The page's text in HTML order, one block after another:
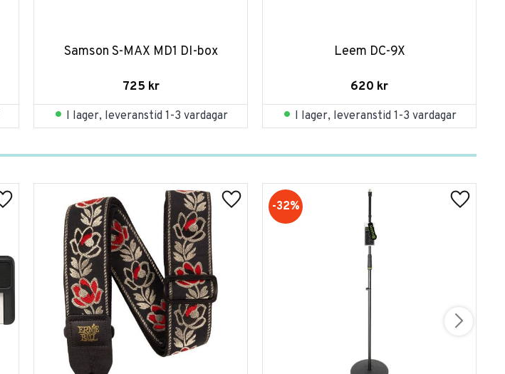
Samson S-MAX MD1 DI-box
725 kr
I lager, leveranstid 1-3 vardagar
Leem DC-9X
620 kr
I lager, leveranstid 1-3 vardagar
32%